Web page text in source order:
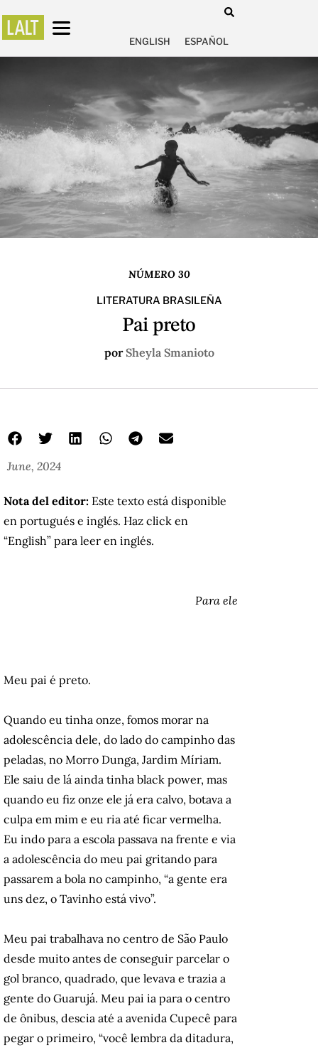
ENGLISH ESPAÑOL
NÚMERO 30
LITERATURA BRASILEÑA
Pai preto
porSheyla Smanioto
June, 2024
Nota del editor: Este texto está disponible
en portugués e inglés. Haz click en
“English” para leer en inglés.
Para ele
Meu pai é preto.
Quando eu tinha onze, fomos morar na
adolescência dele, do lado do campinho das
peladas, no Morro Dunga, Jardim Míriam.
Ele saiu de lá ainda tinha black power, mas
quando eu fiz onze ele já era calvo, botava a
culpa em mim e eu ria até ficar vermelha.
Eu indo para a escola passava na frente e via
a adolescência do meu pai gritando para
passarem a bola no campinho, “a gente era
uns dez, o Tavinho está vivo”.
Meu pai trabalhava no centro de São Paulo
desde muito antes de conseguir parcelar o
gol branco, quadrado, que levava e trazia a
gente do Guarujá. Meu pai ia para o centro
de ônibus, descia até a avenida Cupecê para
pegar o primeiro, “você lembra da ditadura,